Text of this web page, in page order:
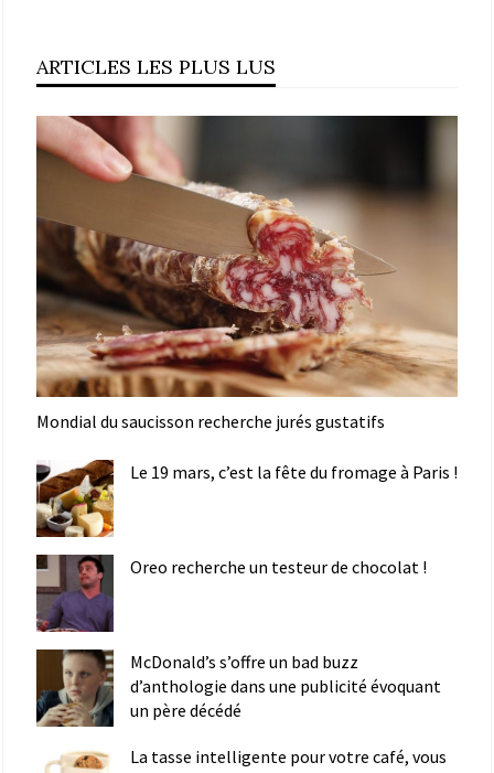
ARTICLES LES PLUS LUS
Mondial du saucisson recherche jurés gustatifs
Le 19 mars, c’est la fête du fromage à Paris !
Oreo recherche un testeur de chocolat !
McDonald’s s’offre un bad buzz
d’anthologie dans une publicité évoquant
un père décédé
La tasse intelligente pour votre café, vous